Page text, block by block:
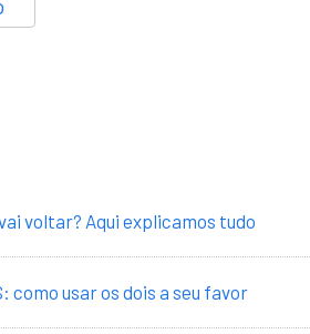
voltar? Aqui explicamos tudo
como usar os dois a seu favor